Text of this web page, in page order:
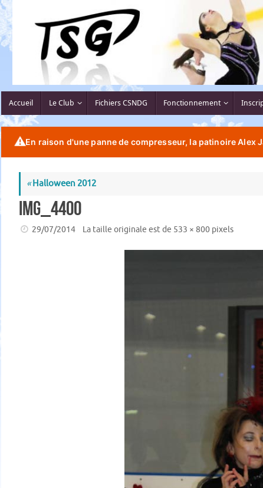
contenu
Accueil Le Club Fichiers CSNDG Fonctionnement
⚠️En raison d'une panne de compresseur, la patinoire
«Halloween 2012
IMG_4400
29/07/2014 La taille originale est de 533 × 800 pixels